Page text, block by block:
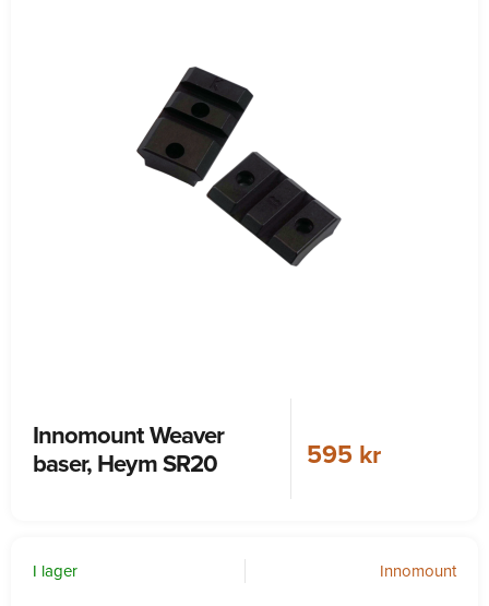
Innomount Weaver
baser, Heym SR20
595 kr
I lager Innomount